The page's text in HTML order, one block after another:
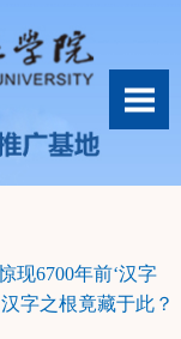
现6700年前‘汉字
字之根竟藏于此？